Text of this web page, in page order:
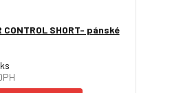
CONTROL SHORT- pánské
ks